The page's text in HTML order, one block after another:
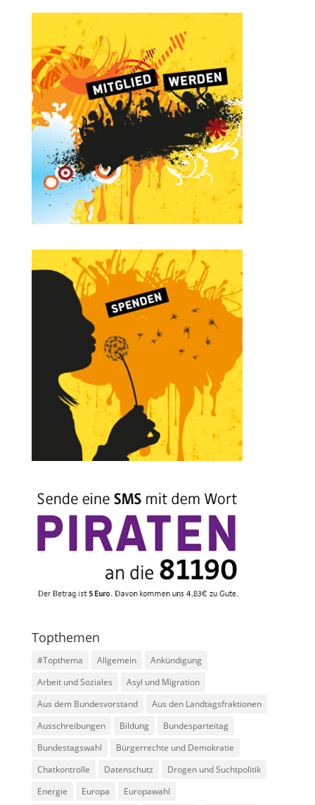
Topthemen
#Topthema Allgemein
Ankündigung
Arbeit und Soziales
Asyl und Migration
Aus dem Bundesvorstand
Aus den Landtagsfraktionen
Ausschreibungen
Bildung
Bundesparteitag
Bundestagswahl
Bürgerrechte und Demokratie
Chatkontrolle
Datenschutz
Drogen und Suchtpolitik
Energie
Europa
Europawahl